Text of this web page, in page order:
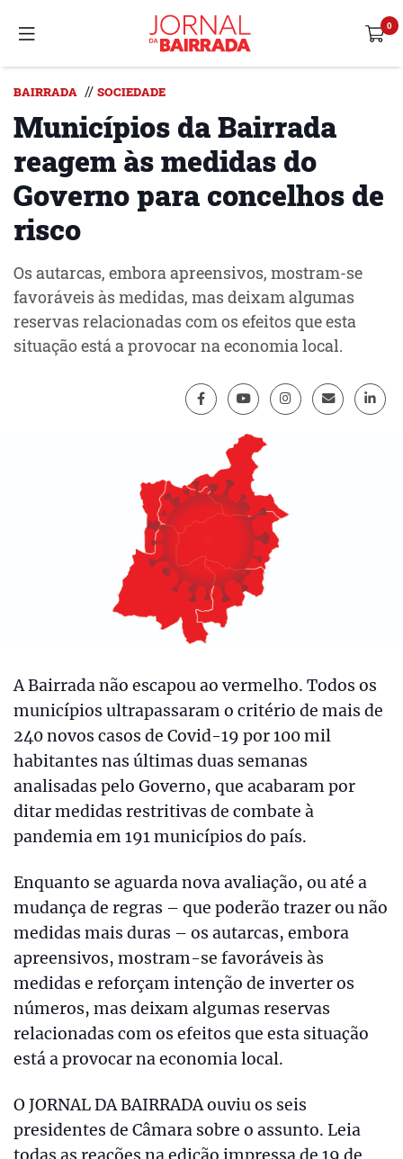
BAIRRADA // SOCIEDADE
Municípios da Bairrada
reagem às medidas do
Governo para concelhos de
risco
Os autarcas, embora apreensivos, mostram-se
favoráveis às medidas, mas deixam algumas
reservas relacionadas com os efeitos que esta
situação está a provocar na economia local.
A Bairrada não escapou ao vermelho. Todos os
municípios ultrapassaram o critério de mais de
240 novos casos de Covid-19 por 100 mil
habitantes nas últimas duas semanas
analisadas pelo Governo, que acabaram por
ditar medidas restritivas de combate à
pandemia em 191 municípios do país.
Enquanto se aguarda nova avaliação, ou até a
mudança de regras – que poderão trazer ou não
medidas mais duras – os autarcas, embora
apreensivos, mostram-se favoráveis às
medidas e reforçam intenção de inverter os
números, mas deixam algumas reservas
relacionadas com os efeitos que esta situação
está a provocar na economia local.
O JORNAL DA BAIRRADA ouviu os seis
presidentes de Câmara sobre o assunto. Leia